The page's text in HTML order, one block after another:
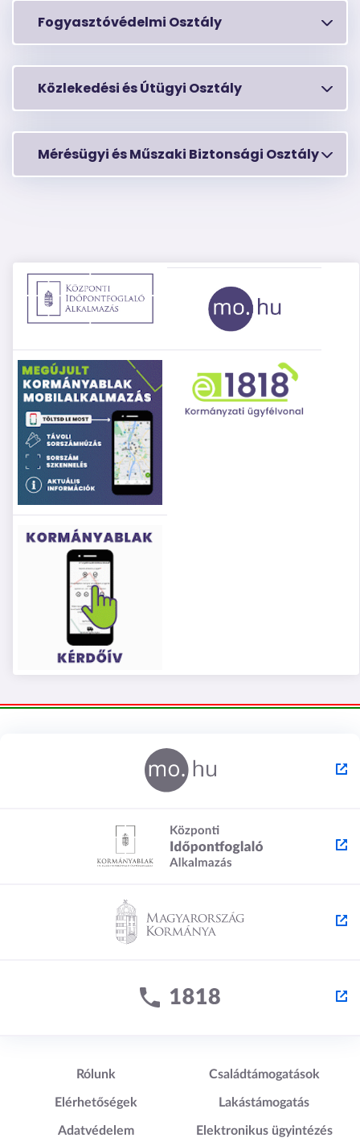
Fogyasztóvédelmi Osztály
Közlekedési és Útügyi Osztály
Mérésügyi és Műszaki Biztonsági Osztály
Lábléc1
Rólunk
Elérhetőségek
Adatvédelem
Lábléc2
Családtámogatások
Lakástámogatás
Elektronikus ügyintézés